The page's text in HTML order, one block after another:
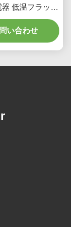
低温フラッシ
携帯ホルダー
い合わせ